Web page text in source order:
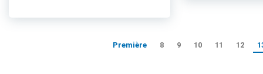
Première 8 9 10 11 12